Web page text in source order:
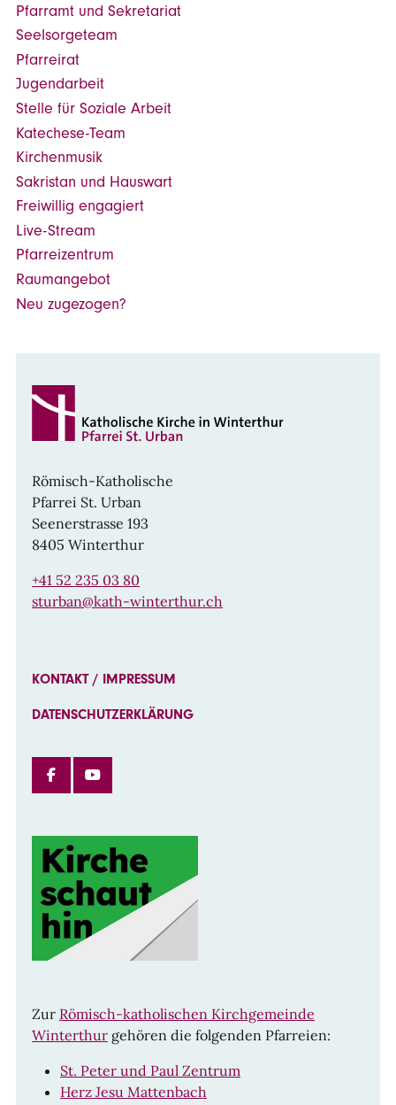
Pfarramt und Sekretariat
Seelsorgeteam
Pfarreirat
Jugendarbeit
Stelle für Soziale Arbeit
Katechese-Team
Kirchenmusik
Sakristan und Hauswart
Freiwillig engagiert
Live-Stream
Pfarreizentrum
Raumangebot
Neu zugezogen?
Römisch-Katholische
Pfarrei St. Urban
Seenerstrasse 193
8405 Winterthur
+41 52 235 03 80
sturban@kath-winterthur.ch
KONTAKT / IMPRESSUM
DATENSCHUTZERKLÄRUNG
FACEBOOK
INSTAGRAM
Zur Römisch-katholischen Kirchgemeinde
Winterthur gehören die folgenden Pfarreien:
St. Peter und Paul Zentrum
Herz Jesu Mattenbach